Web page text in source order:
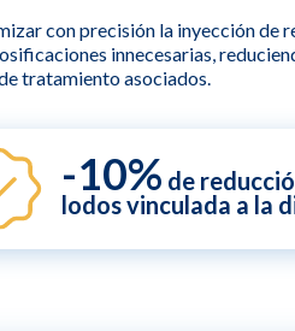
con precisión la inyección de
innecesarias,
tratamiento asociados.
-10% de
lodos vinculada a la